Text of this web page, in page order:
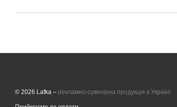
© 2026 Lafka – рекламно-сувенірна продукція в Україні